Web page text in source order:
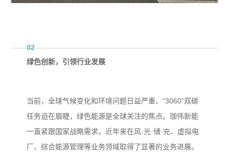
02
绿色创新，引领行业发展
当前，全球气候变化和环境问题日益严重、“3060”双碳
任务迫在眉睫，绿色能源是全球关注的焦点。珈伟新能
一直紧跟国家战略需求，近年来在风·光·储·充、虚拟电
厂、综合能源管理等业务领域取得了显著的业务进展。